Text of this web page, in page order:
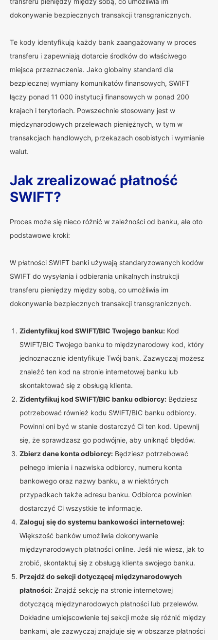
dokonywanie bezpiecznych transakcji transgranicznych.
Te kody identyfikują każdy bank zaangażowany w proces
transferu i zapewniają dotarcie środków do właściwego
miejsca przeznaczenia. Jako globalny standard dla
bezpiecznej wymiany komunikatów finansowych, SWIFT
łączy ponad 11 000 instytucji finansowych w ponad 200
krajach i terytoriach. Powszechnie stosowany jest w
międzynarodowych przelewach pieniężnych, w tym w
transakcjach handlowych, przekazach osobistych i wymianie
walut.
Jak zrealizować płatność
SWIFT?
Proces może się nieco różnić w zależności od banku, ale oto
podstawowe kroki:
W płatności SWIFT banki używają standaryzowanych kodów
SWIFT do wysyłania i odbierania unikalnych instrukcji
transferu pieniędzy między sobą, co umożliwia im
dokonywanie bezpiecznych transakcji transgranicznych.
Zidentyfikuj kod SWIFT/BIC Twojego banku: Kod
SWIFT/BIC Twojego banku to międzynarodowy kod, który
jednoznacznie identyfikuje Twój bank. Zazwyczaj możesz
znaleźć ten kod na stronie internetowej banku lub
skontaktować się z obsługą klienta.
Zidentyfikuj kod SWIFT/BIC banku odbiorcy: Będziesz
potrzebować również kodu SWIFT/BIC banku odbiorcy.
Powinni oni być w stanie dostarczyć Ci ten kod. Upewnij
się, że sprawdzasz go podwójnie, aby uniknąć błędów.
Zbierz dane konta odbiorcy: Będziesz potrzebować
pełnego imienia i nazwiska odbiorcy, numeru konta
bankowego oraz nazwy banku, a w niektórych
przypadkach także adresu banku. Odbiorca powinien
dostarczyć Ci wszystkie te informacje.
Zaloguj się do systemu bankowości internetowej:
Większość banków umożliwia dokonywanie
międzynarodowych płatności online. Jeśli nie wiesz, jak to
zrobić, skontaktuj się z obsługą klienta swojego banku.
Przejdź do sekcji dotyczącej międzynarodowych
płatności: Znajdź sekcję na stronie internetowej
dotyczącą międzynarodowych płatności lub przelewów.
Dokładne umiejscowienie tej sekcji może się różnić między
bankami, ale zazwyczaj znajduje się w obszarze płatności